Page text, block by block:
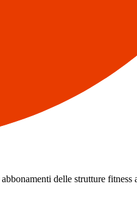
delle strutture fitness